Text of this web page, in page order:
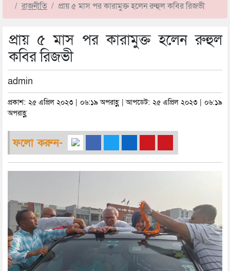
রাজনীতি প্রায় ৫ মাস পর কারামুক্ত হলেন রুহুল কবির রিজভী
প্রায় ৫ মাস পর কারামুক্ত হলেন রুহুল
কবির রিজভী
admin
প্রকাশ: ২৫ এপ্রিল ২০২৩ | ০৬:১৯ অপরাহ্ণ | আপডেট: ২৫ এপ্রিল ২০২৩ | ০৬:১৯
অপরাহ্ণ
ফলো করুন-